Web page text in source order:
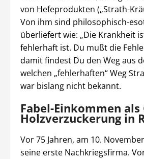
von Hefeprodukten („Strath-
Von ihm sind philosophisch-
überliefert wie: „Die Krankheit
fehlerhaft ist. Du mußt die
damit findest Du den Weg aus
welchen „fehlerhaften“ Weg
war bislang nicht bekannt.
Fabel-Einkommen als
Holzverzuckerung in
Vor 75 Jahren, am 10.
seine erste Nachkriegsfirma.